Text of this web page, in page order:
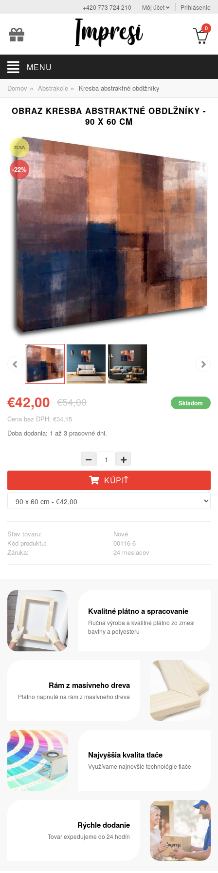
+420 773 724 210 Môj účet Prihlásenie
0
MENU
Domov » Abstrakcie » Kresba abstraktné obdlžníky
OBRAZ KRESBA ABSTRAKTNÉ OBDLŽNÍKY -
90 X 60 CM
ZĽAVA
-22%
€42,00 €54,00 Skladom
Cena bez DPH: €34,15
Doba dodania: 1 až 3 pracovné dni.
KÚPIŤ
Stav tovaru:
Nové
Kód produktu:
00116-6
Záruka:
24 mesiacov
Kvalitné plátno a spracovanie
Ručná výroba a kvalitné plátno zo zmesi
bavlny a polyesteru
Rám z masívneho dreva
Plátno napnuté na rám z masívneho dreva
Najvyššia kvalita tlače
Využívame najnovšie technológie tlače
Rýchle dodanie
Tovar expedujeme do 24 hodín